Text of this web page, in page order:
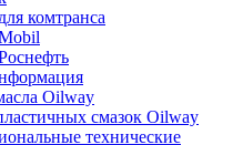
комтранса
Oilway
смазок Oilway
технические